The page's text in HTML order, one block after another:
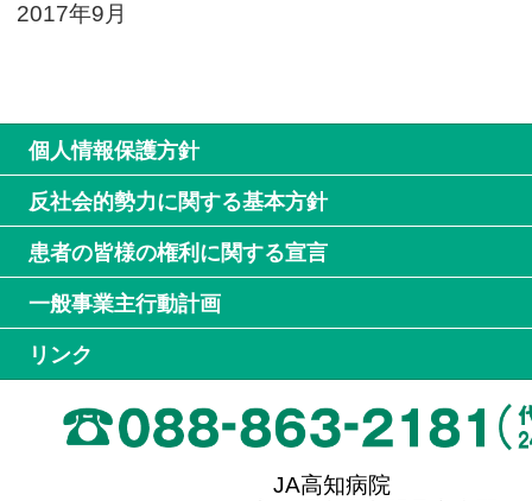
2017年9月
個人情報保護方針
反社会的勢力に関する基本方針
患者の皆様の権利に関する宣言
一般事業主行動計画
リンク
JA高知病院